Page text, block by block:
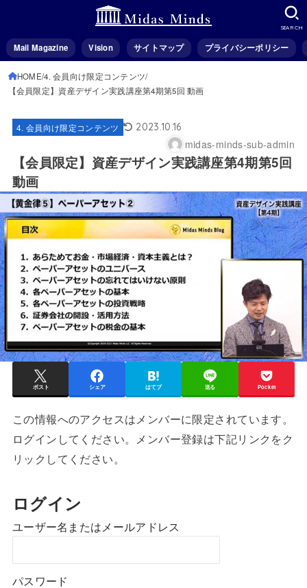
Mail Magazine Vision サイトマップ プライバシーポリシー
SEARCH
HOME 4. 会員向け限定コンテンツ
【会員限定】資産デザイン実践講座第4期第5回 動画
4. 会員向け限定コンテンツ 2023.10.16
midas-minds-sub-admin
【会員限定】資産デザイン実践講座第4期第5回
動画
ポスト シェア はてブ 送る Pocket
この情報へのアクセスはメンバーに限定されています。
ログインしてください。メンバー登録は下記リンクをク
リックしてください。
ログイン
ユーザー名またはメールアドレス
パスワード